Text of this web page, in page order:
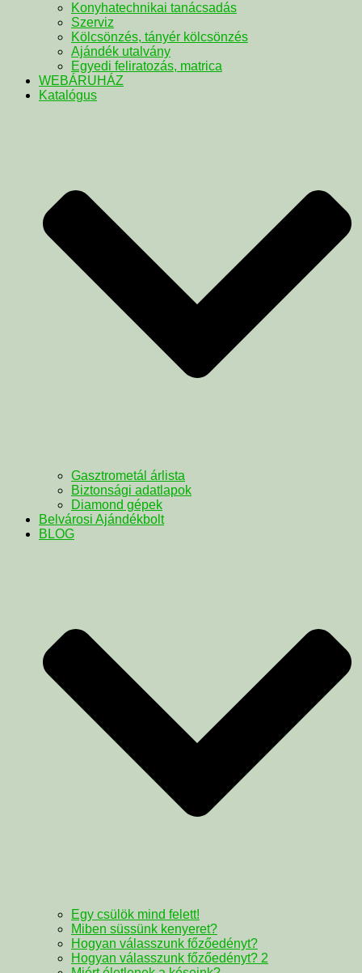
Konyhatechnikai tanácsadás
Szerviz
Kölcsönzés, tányér kölcsönzés
Ajándék utalvány
Egyedi feliratozás, matrica
WEBÁRUHÁZ
Katalógus
Gasztrometál árlista
Biztonsági adatlapok
Diamond gépek
Belvárosi Ajándékbolt
BLOG
Egy csülök mind felett!
Miben süssünk kenyeret?
Hogyan válasszunk főzőedényt?
Hogyan válasszunk főzőedényt? 2